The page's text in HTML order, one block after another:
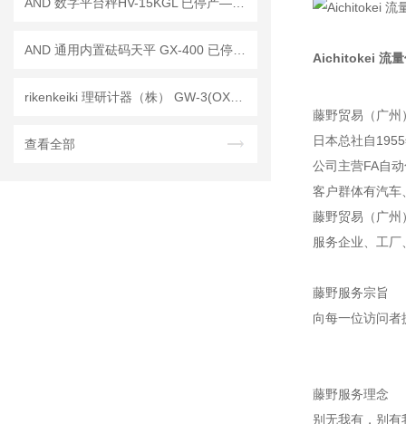
查看全部
Aichitokei 流量
藤野贸易（广州
日本总社自
公司主营FA自
客户群体有汽车
藤野贸易（广州
服务企业、工
藤野服务宗旨
向每一位访问
藤野服务理念
别无我有，别